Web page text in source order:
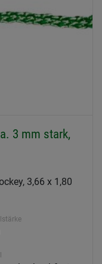
3 mm stark,
3,66 x 1,80